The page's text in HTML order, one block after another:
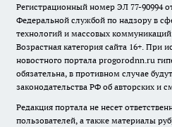
Регистрационный номер ЭЛ 77-90994
Федеральной службой по надзору в
технологий и массовых
Возрастная категория сайта 16+. При
новостного портала progorodnn.ru
обязательна, в противном случае
законодательства РФ об авторских и
Редакция портала не несет
пользователей, а также материалы